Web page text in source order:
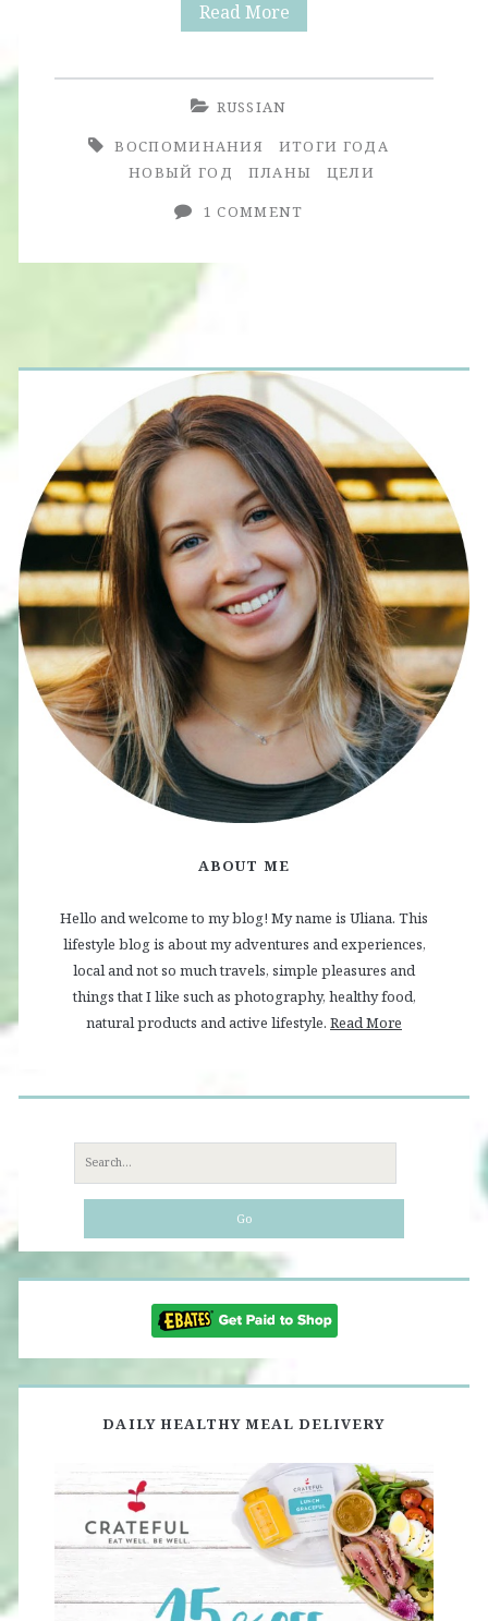
Read More2014:
RUSSIAN
ВОСПОМИНАНИЯ
ИТОГИ ГОДА
НОВЫЙ ГОД
ПЛАНЫ
ЦЕЛИ
1 COMMENT
ABOUT ME
Hello and welcome to my blog! My name is Uliana. This
lifestyle blog is about my adventures and experiences,
local and not so much travels, simple pleasures and
things that I like such as photography, healthy food,
natural products and active lifestyle. Read More
Search
for:
DAILY HEALTHY MEAL DELIVERY